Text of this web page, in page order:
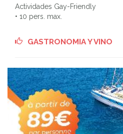
Actividades Gay-Friendly
• 10 pers. max.
GASTRONOMIA Y VINO